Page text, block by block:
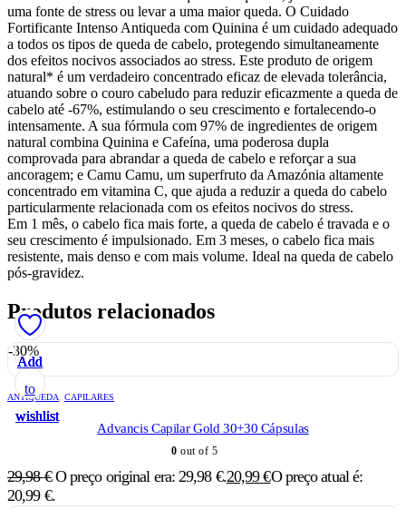
uma fonte de stress ou levar a uma maior queda. O Cuidado
Fortificante Intenso Antiqueda com Quinina é um cuidado adequado
a todos os tipos de queda de cabelo, protegendo simultaneamente
dos efeitos nocivos associados ao stress. Este produto de origem
natural* é um verdadeiro concentrado eficaz de elevada tolerância,
atuando sobre o couro cabeludo para reduzir eficazmente a queda de
cabelo até -67%, estimulando o seu crescimento e fortalecendo-o
intensamente. A sua fórmula com 97% de ingredientes de origem
natural combina Quinina e Cafeína, uma poderosa dupla
comprovada para abrandar a queda de cabelo e reforçar a sua
ancoragem; e Camu Camu, um superfruto da Amazónia altamente
concentrado em vitamina C, que ajuda a reduzir a queda do cabelo
particularmente relacionada com os efeitos nocivos do stress.
Em 1 mês, o cabelo fica mais forte, a queda de cabelo é travada e o
seu crescimento é impulsionado. Em 3 meses, o cabelo fica mais
resistente, mais denso e com mais volume. Ideal na queda de cabelo
pós-gravidez.
Produtos relacionados
-30%
Add
to
wishlist
ANTIQUEDA, CAPILARES
Advancis Capilar Gold 30+30 Cápsulas
0 out of 5
29,98€ O preço original era: 29,98 €.20,99€O preço atual é:
20,99 €.
Add
to
wishlist
Add
to
wishlist
Add
to
wishlist
Add
to
wishlist